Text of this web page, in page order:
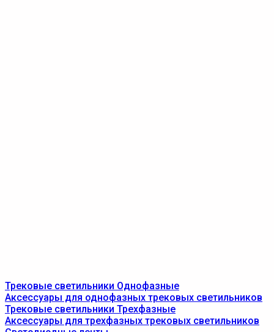
Трековые светильники Однофазные
Аксессуары для однофазных трековых светильников
Трековые светильники Трехфазные
Аксессуары для трехфазных трековых светильников